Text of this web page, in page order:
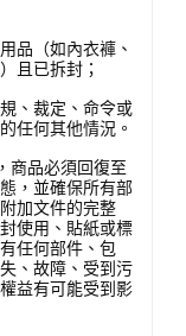
品（如內衣褲、
且已拆封；
、裁定、命令或
任何其他情況。
商品必須回復至
，並確保所有部
加文件的完整
使用、貼紙或標
任何部件、包
、故障、受到污
益有可能受到影